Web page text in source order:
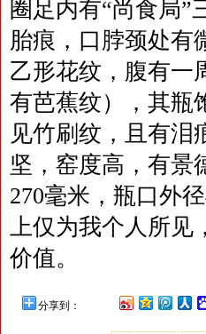
圈足内有“尚食局”
胎痕，口脖颈处有
乙形花纹，腹有一
有芭蕉纹），其瓶
见竹刷纹，且有泪
坚，窑度高，有景
270毫米，瓶口外
上仅为我个人所见
价值。
分享到：